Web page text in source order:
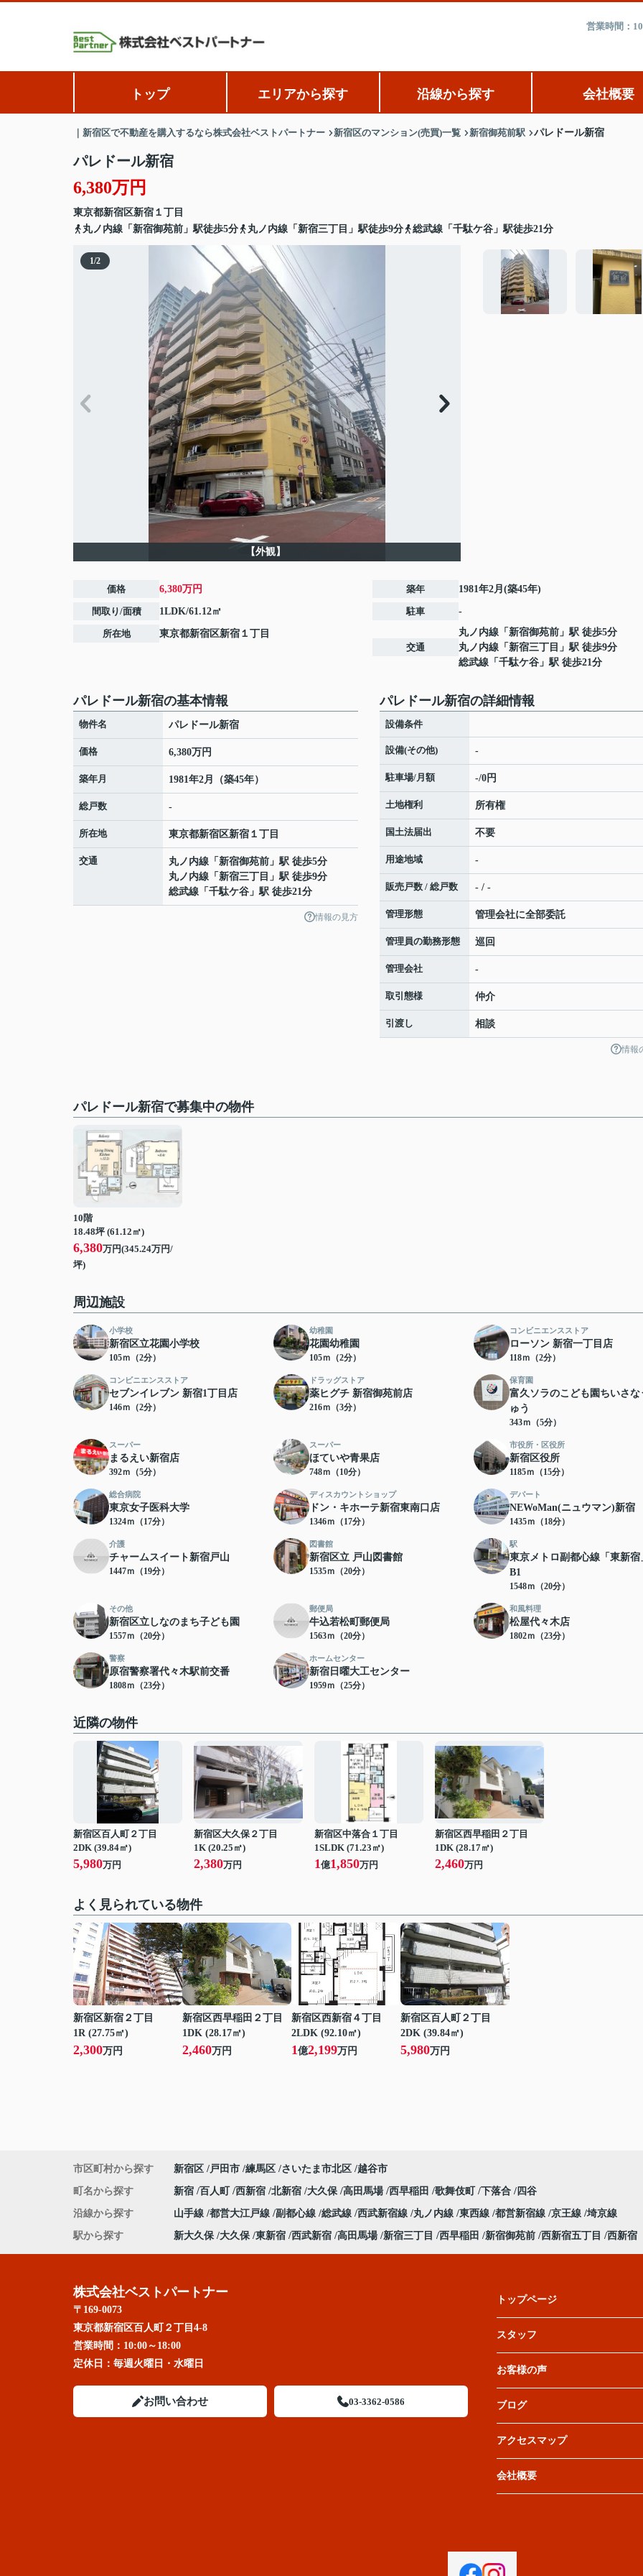
営業時間：
トップ エリアから探す 沿線から探す 会社概要
｜新宿区で不動産を購入するなら株式会社ベストパートナー 新宿区のマンション(売買)一覧 新宿御苑前駅 パレドール新宿
パレドール新宿
6,380万円
東京都新宿区新宿 １丁目
丸ノ内線「新宿御苑前」駅徒歩5分
丸ノ内線「新宿三丁目」駅徒歩9分 総武線「千駄ケ谷」駅徒歩21分
1/2
【外観】
価格 6,380万円
間取り/面積 1LDK/61.12㎡
所在地 東京都新宿区新宿 １丁目
築年 1981年2月(築45年)
駐車 -
交通
丸ノ内線 「 新宿御苑前 」駅 徒歩5分
丸ノ内線 「 新宿三丁目 」駅 徒歩9分
総武線 「 千駄ケ谷 」駅 徒歩21分
パレドール新宿の基本情報
物件名 パレドール新宿
価格 6,380万円
築年月 1981年2月（築45年）
総戸数 -
所在地 東京都新宿区新宿 １丁目
交通 丸ノ内線 「 新宿御苑前 」駅 徒歩5分
丸ノ内線 「 新宿三丁目 」駅 徒歩9分
総武線 「 千駄ケ谷 」駅 徒歩21分
情報の見方
パレドール新宿の詳細情報
設備条件
設備(その他) -
駐車場/月額 -/0円
土地権利 所有権
国土法届出 不要
用途地域 -
販売戸数 / 総戸数 - / -
管理形態 管理会社に全部委託
管理員の勤務形態 巡回
管理会社 -
取引態様 仲介
引渡し 相談
情報
パレドール新宿で募集中の物件
10階
18.48坪 (61.12㎡)
6,380万円(345.24万円/
坪)
周辺施設
小学校
新宿区立花園小学校
105ｍ（2分）
幼稚園
花園幼稚園
105ｍ（2分）
コンビニエンスストア
ローソン 新宿一丁目店
118ｍ（2分）
コンビニエンスストア
セブンイレブン 新宿1丁目店
146ｍ（2分）
ドラッグストア
薬ヒグチ 新宿御苑前店
216ｍ（3分）
保育園
富久ソラのこども園ちいさな
ゅう
343ｍ（5分）
スーパー
まるえい新宿店
392ｍ（5分）
スーパー
ほていや青果店
748ｍ（10分）
市役所・区役所
新宿区役所
1185ｍ（15分）
総合病院
東京女子医科大学
1324ｍ（17分）
ディスカウントショップ
ドン・キホーテ新宿東南口店
1346ｍ（17分）
デパート
NEWoMan(ニュウマン)新宿
1435ｍ（18分）
介護
チャームスイート新宿戸山
1447ｍ（19分）
図書館
新宿区立 戸山図書館
1535ｍ（20分）
駅
東京メトロ副都心線「東新宿
B1
1548ｍ（20分）
その他
新宿区立しなのまち子ども園
1557ｍ（20分）
郵便局
牛込若松町郵便局
1563ｍ（20分）
和風料理
松屋代々木店
1802ｍ（23分）
警察
原宿警察署代々木駅前交番
1808ｍ（23分）
ホームセンター
新宿日曜大工センター
1959ｍ（25分）
近隣の物件
新宿区百人町２丁目
2DK (39.84㎡)
5,980万円
新宿区大久保２丁目
1K (20.25㎡)
2,380万円
新宿区中落合１丁目
1SLDK (71.23㎡)
1億1,850万円
新宿区西早稲田２丁目
1DK (28.17㎡)
2,460万円
よく見られている物件
新宿区新宿２丁目
1R (27.75㎡)
2,300万円
新宿区西早稲田２丁目
1DK (28.17㎡)
2,460万円
新宿区西新宿４丁目
2LDK (92.10㎡)
1億2,199万円
新宿区百人町２丁目
2DK (39.84㎡)
5,980万円
市区町村から探す 新宿区 戸田市 練馬区 さいたま市北区 越谷市
町名から探す 新宿 百人町 西新宿 北新宿 大久保 高田馬場 西早稲田 歌舞伎町 下落合 四谷
沿線から探す 山手線 都営大江戸線 副都心線 総武線 西武新宿線 丸ノ内線 東西線 都営新宿線 京王線 埼京線
駅から探す 新大久保 大久保 東新宿 西武新宿 高田馬場 新宿三丁目 西早稲田 新宿御苑前 西新宿五丁目 西新宿
株式会社ベストパートナー
〒169-0073
東京都新宿区百人町２丁目4-8
営業時間： 10:00～18:00
定休日： 毎週火曜日・水曜日
お問い合わせ 03-3362-0586
トップページ
スタッフ
お客様の声
ブログ
アクセスマップ
会社概要